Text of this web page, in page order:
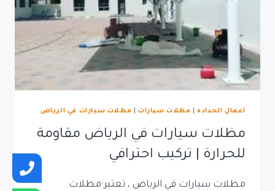
اعمال الحداده| مظلات سيارات مظلات سيارات في الرياض
مظلات سيارات في الرياض مقاومة
للحرارة | تركيب احترافي
مظلات سيارات في الرياض ، تعتبر مظلات